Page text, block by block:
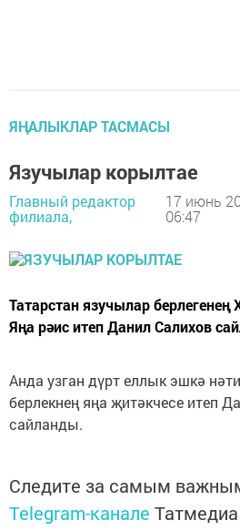
ЯҢАЛЫКЛАР ТАСМАСЫ
Язучылар корылтае
Главный редактор
филиала,
17 июнь
06:47
Татарстан язучылар берлегенең
Яңа рәис итеп Данил Салихов
Анда узган дүрт еллык эшкә
берлекнең яңа җитәкчесе итеп
сайланды.
Следите за самым
Telegram-канале Татмедиа